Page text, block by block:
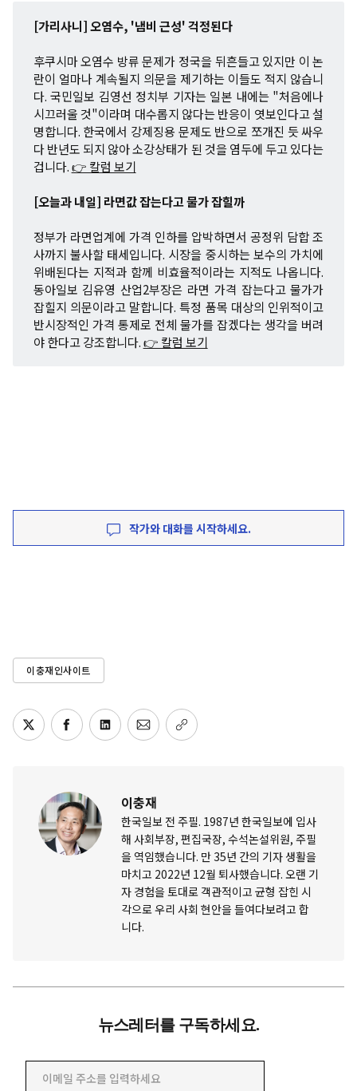
[가리사니] 오염수, '냄비 근성' 걱정된다
후쿠시마 오염수 방류 문제가 정국을 뒤흔들고 있지만 이 논
란이 얼마나 계속될지 의문을 제기하는 이들도 적지 않습니
다. 국민일보 김영선 정치부 기자는 일본 내에는 "처음에나
시끄러울 것"이라며 대수롭지 않다는 반응이 엿보인다고 설
명합니다. 한국에서 강제징용 문제도 반으로 쪼개진 듯 싸우
다 반년도 되지 않아 소강상태가 된 것을 염두에 두고 있다는
겁니다.👉 칼럼 보기
[오늘과 내일] 라면값 잡는다고 물가 잡힐까
정부가 라면업계에 가격 인하를 압박하면서 공정위 담합 조
사까지 불사할 태세입니다. 시장을 중시하는 보수의 가치에
위배된다는 지적과 함께 비효율적이라는 지적도 나옵니다.
동아일보 김유영 산업2부장은 라면 가격 잡는다고 물가가
잡힐지 의문이라고 말합니다. 특정 품목 대상의 인위적이고
반시장적인 가격 통제로 전체 물가를 잡겠다는 생각을 버려
야 한다고 강조합니다.👉 칼럼 보기
작가와 대화를 시작하세요.
이충재인사이트
이충재
한국일보 전 주필. 1987년 한국일보에 입사
해 사회부장, 편집국장, 수석논설위원, 주필
을 역임했습니다. 만 35년 간의 기자 생활을
마치고 2022년 12월 퇴사했습니다. 오랜 기
자 경험을 토대로 객관적이고 균형 잡힌 시
각으로 우리 사회 현안을 들여다보려고 합
니다.
뉴스레터를 구독하세요.